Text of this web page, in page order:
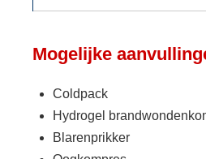
Mogelijke
Coldpack
Hydrogel
Blarenprikker